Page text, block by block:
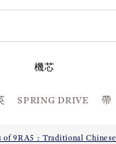
機芯
SPRING DRIVE 帶
of 9RA5 : Traditional Chinese